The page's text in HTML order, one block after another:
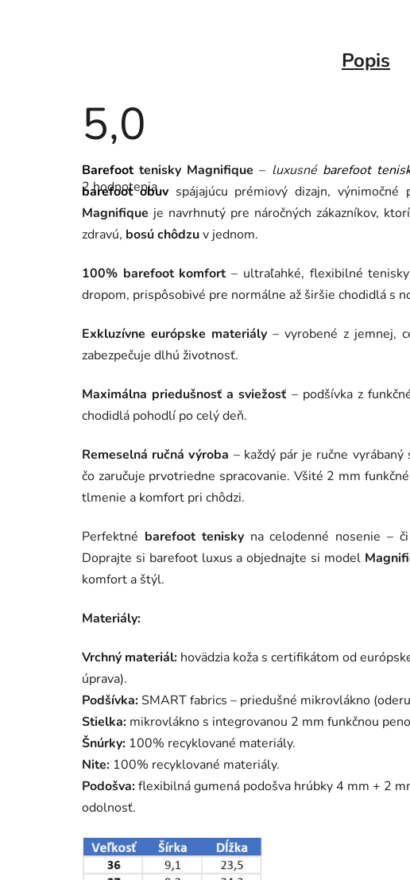
Popis
5,0
Priemerné
hodnotenie
produktu
je
5,0
5
2 hodnotenia
Barefoottenisky Magnifique – luxusné barefoot
barefoot obuvspájajúcu prémiový dizajn,
Magnifique je navrhnutý pre náročných zákazníkov,
zdravú, bosú chôdzuv jednom.
100% barefoot komfort– ultraľahké, flexibilné
dropom, prispôsobivé pre normálne až širšie chodidlá s
Exkluzívne európske materiály– vyrobené z jemnej,
zabezpečuje dlhú životnosť.
Maximálna priedušnosť a sviežosť– podšívka z
chodidlá pohodlí po celý deň.
Remeselná ručná výroba – každý pár je ručne
čo zaručuje prvotriedne spracovanie. Všité 2 mm
tlmenie a komfort pri chôdzi.
Perfektné barefoot teniskyna celodenné nosenie –
Doprajte si barefoot luxus a objednajte si model
komfort a štýl.
Materiály:
Vrchný materiál: hovädzia koža s certifikátom od
úprava).
Podšívka:SMART fabrics – priedušné mikrovlákno
Stielka: mikrovlákno s integrovanou 2 mm funkčnou
Šnúrky: 100% recyklované materiály.
Nite: 100% recyklované materiály.
Podošva:flexibilná gumená podošva hrúbky 4 mm + 2
odolnosť.